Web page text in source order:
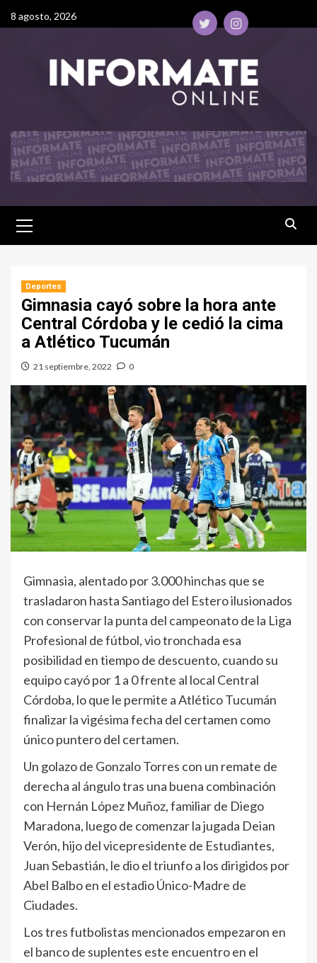
8 agosto, 2026
Deportes
Gimnasia cayó sobre la hora ante
Central Córdoba y le cedió la cima
a Atlético Tucumán
21 septiembre, 2022 0
Gimnasia, alentado por 3.000 hinchas que se
trasladaron hasta Santiago del Estero ilusionados
con conservar la punta del campeonato de la Liga
Profesional de fútbol, vio tronchada esa
posibilidad en tiempo de descuento, cuando su
equipo cayó por 1 a 0 frente al local Central
Córdoba, lo que le permite a Atlético Tucumán
finalizar la vigésima fecha del certamen como
único puntero del certamen.
Un golazo de Gonzalo Torres con un remate de
derecha al ángulo tras una buena combinación
con Hernán López Muñoz, familiar de Diego
Maradona, luego de comenzar la jugada Deian
Verón, hijo del vicepresidente de Estudiantes,
Juan Sebastián, le dio el triunfo a los dirigidos por
Abel Balbo en el estadio Único-Madre de
Ciudades.
Los tres futbolistas mencionados empezaron en
el banco de suplentes este encuentro en el